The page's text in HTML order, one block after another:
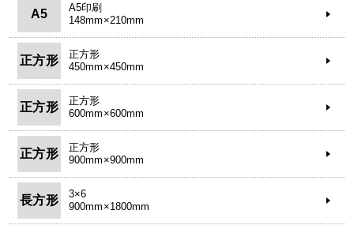
A5
A5印刷
148mm×210mm
正方形
正方形
450mm×450mm
正方形
正方形
600mm×600mm
正方形
正方形
900mm×900mm
長方形
3×6
900mm×1800mm